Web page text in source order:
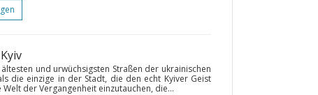
Kyiv
und urwüchsigsten Straßen der ukrainischen
die einzige in der Stadt, die den echt Kyiver Geist
der Vergangenheit einzutauchen, die...